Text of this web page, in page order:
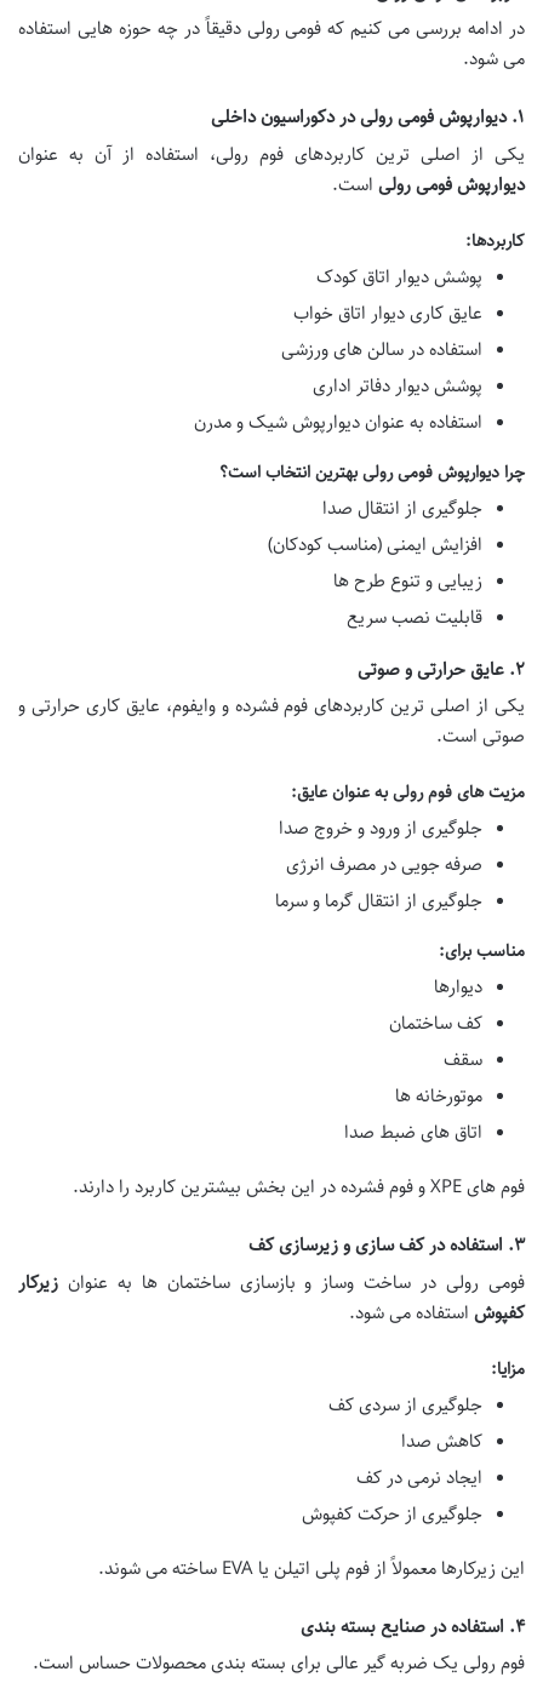
در ادامه بررسی می کنیم که فومی رولی دقیقاً در چه حوزه هایی استفاده
می شود.
۱. دیوارپوش فومی رولی در دکوراسیون داخلی
یکی از اصلی ترین کاربردهای فوم رولی، استفاده از آن به عنوان
دیوارپوش فومی رولی است.
کاربردها:
پوشش دیوار اتاق کودک
عایق کاری دیوار اتاق خواب
استفاده در سالن های ورزشی
پوشش دیوار دفاتر اداری
استفاده به عنوان دیوارپوش شیک و مدرن
چرا دیوارپوش فومی رولی بهترین انتخاب است؟
جلوگیری از انتقال صدا
افزایش ایمنی (مناسب کودکان)
زیبایی و تنوع طرح ها
قابلیت نصب سریع
۲. عایق حرارتی و صوتی
یکی از اصلی ترین کاربردهای فوم فشرده و وایفوم، عایق کاری حرارتی و
صوتی است.
مزیت های فوم رولی به عنوان عایق:
جلوگیری از ورود و خروج صدا
صرفه جویی در مصرف انرژی
جلوگیری از انتقال گرما و سرما
مناسب برای:
دیوارها
کف ساختمان
سقف
موتورخانه ها
اتاق های ضبط صدا
فوم های XPE و فوم فشرده در این بخش بیشترین کاربرد را دارند.
۳. استفاده در کف سازی و زیرسازی کف
فومی رولی در ساخت وساز و بازسازی ساختمان ها به عنوان زیرکار
کفپوش استفاده می شود.
مزایا:
جلوگیری از سردی کف
کاهش صدا
ایجاد نرمی در کف
جلوگیری از حرکت کفپوش
این زیرکارها معمولاً از فوم پلی اتیلن یا EVA ساخته می شوند.
۴. استفاده در صنایع بسته بندی
فوم رولی یک ضربه گیر عالی برای بسته بندی محصولات حساس است.